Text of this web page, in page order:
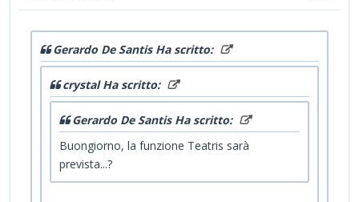
Gerardo De Santis Ha scritto:
crystal Ha scritto:
Gerardo De Santis Ha scritto:
Buongiorno, la funzione Teatris sarà
prevista...?